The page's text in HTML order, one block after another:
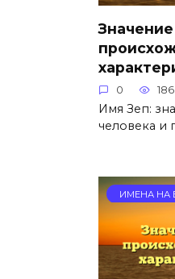
0 186
Имя Зеп:
человека и
ИМЕНА НА